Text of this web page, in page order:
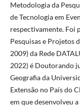
Metodologia da
de Tecnologia em
respectivamente. Foi
Pesquisas e Projetos
2009) da Rede
2022) é Doutorando
Geografia da
Extensão no País do
em que desenvolveu